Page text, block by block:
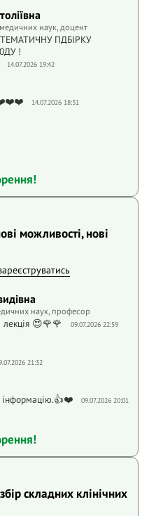
наук, доцент
ПДБІРКУ
!
14.07.2026 19:42
14.07.2026 18:31
можливості, нові
наук, професор
😍🌹🌹 09.07.2026 22:59
21:32
інформацію.👍❤️ 09.07.2026 20:01
складних клінічних